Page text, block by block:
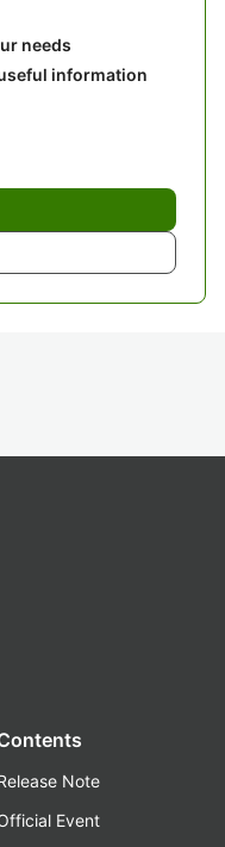
needs
information
Note
Event